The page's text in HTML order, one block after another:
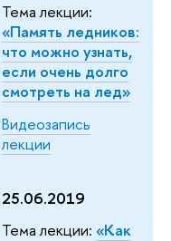
Тема лекции:
«Память ледников:
что можно узнать,
если очень долго
смотреть на лед»
Видеозапись
лекции
25.06.2019
Тема лекции: «Как